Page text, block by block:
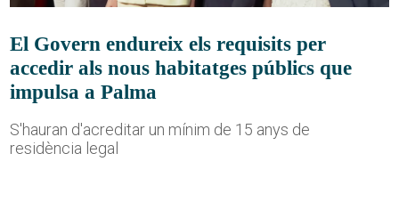
El Govern endureix els requisits per
accedir als nous habitatges públics que
impulsa a Palma
S'hauran d'acreditar un mínim de 15 anys de
residència legal